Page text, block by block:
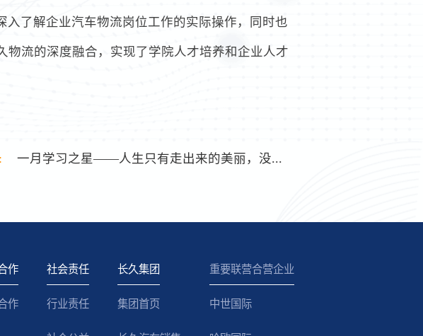
了解企业汽车物流岗位工作的实际操作，同时也
流的深度融合，实现了学院人才培养和企业人才
一月学习之星——人生只有走出来的美丽，没...
作
作
社会责任
行业责任
长久集团
集团首页
重要联营合营企业
中世国际